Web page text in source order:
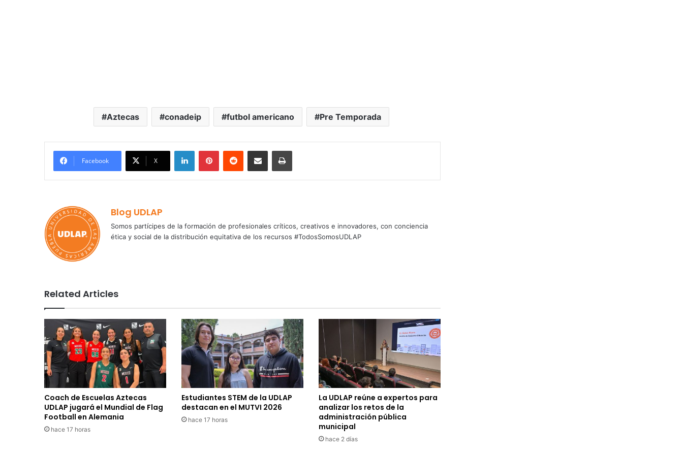
Aztecas conadeip futbol americano Pre Temporada
Facebook X
LinkedInPinterestReddit Share via Email Print
Blog UDLAP
Somos partícipes de la formación de profesionales críticos, creativos e innovadores, con conciencia
ética y social de la distribución equitativa de los recursos #TodosSomosUDLAP
Related Articles
Coach de Escuelas Aztecas
UDLAP jugará el Mundial de Flag
Football en Alemania
hace 17 horas
Estudiantes STEM de la UDLAP
destacan en el MUTVI 2026
hace 17 horas
La UDLAP reúne a expertos para
analizar los retos de la
administración pública
municipal
hace 2 días